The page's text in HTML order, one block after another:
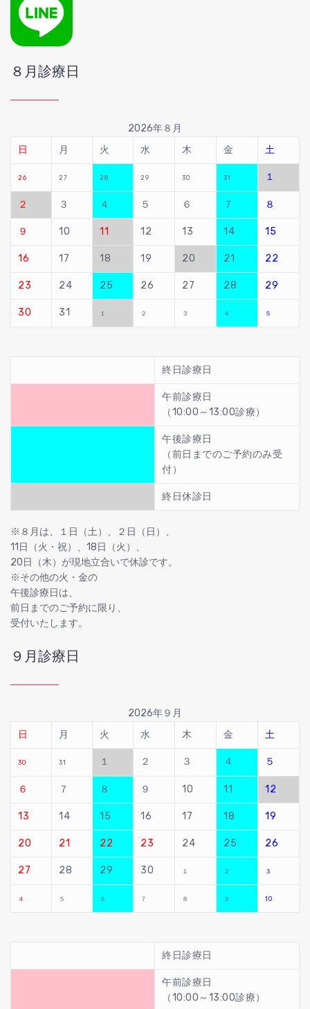
８月診療日
2026年８月
日
月 火 水 木 金 土
26 27 28 29 30 31 １
２ ３ ４ ５ ６ ７ ８
９ 10 11 12 13 14 15
16 17 18 19 20 21 22
23 24 25 26 27 28 29
30 31 １ ２ ３ ４ ５
終日診療日
午前診療日
（10:00～13:00診療）
午後診療日
（前日までのご予約のみ受
付）
終日休診日
※８月は、１日（土）、２日（日）、
11日（火・祝）、18日（火）、
20日（木）が現地立合いで休診です。
※その他の火・金の
午後診療日は、
前日までのご予約に限り、
受付いたします。
９月診療日
2026年９月
日
月 火 水 木 金 土
30 31 １ ２ ３ ４ ５
６ ７ ８ ９ 10 11 12
13 14 15 16 17 18 19
20 21 22 23 24 25 26
27 28 29 30 １ ２ ３
４ ５ ６ ７ ８ ９ 10
終日診療日
午前診療日
（10:00～13:00診療）